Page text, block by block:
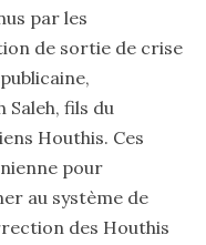
par les
de sortie de crise
Saleh, fils du
Houthis. Ces
pour
au système de
des Houthis